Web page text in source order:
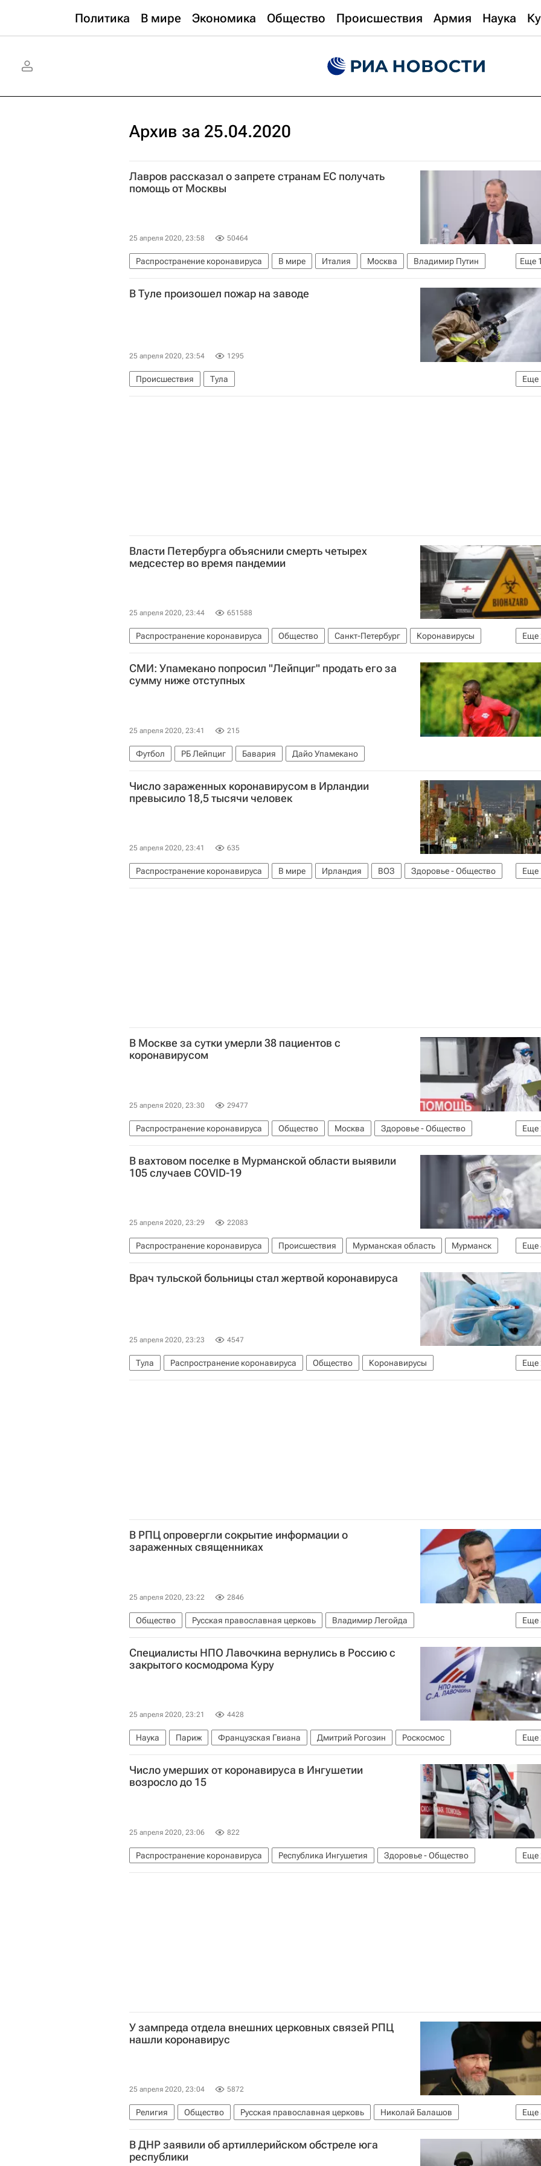
Политика В мире Экономика Общество Происшествия Армия Наука
Архив за 25.04.2020
Лавров рассказал о запрете странам ЕС получать
помощь от Москвы
25 апреля 2020, 23:58 50464
Еще
Распространение коронавируса В мире Италия Москва
Владимир Путин
НАТО
Министерство обороны РФ (Минобороны РФ)
Министерство иностранных дел Российской Федерации (МИД РФ)
Сергей Лавров
В Туле произошел пожар на заводе
25 апреля 2020, 23:54 1295
Еще
Происшествия
Тула
МЧС России (Министерство РФ по делам гражданской обороны, чрезвычайным ситуациям и ликвидации последствий стихийных бедствий)
Власти Петербурга объяснили смерть четырех
медсестер во время пандемии
25 апреля 2020, 23:44 651588
Еще
Распространение коронавируса Общество Санкт-Петербург
Коронавирусы
Коронавирус COVID-19
Коронавирус в России
СМИ: Упамекано попросил "Лейпциг" продать его за
сумму ниже отступных
25 апреля 2020, 23:41 215
Футбол РБ Лейпциг Бавария Дайо Упамекано
Число зараженных коронавирусом в Ирландии
превысило 18,5 тысячи человек
25 апреля 2020, 23:41 635
Еще
Распространение коронавируса В мире Ирландия ВОЗ
Здоровье - Общество
Коронавирус COVID-19
В Москве за сутки умерли 38 пациентов с
коронавирусом
25 апреля 2020, 23:30 29477
Еще
Распространение коронавируса Общество Москва
Здоровье - Общество
Коронавирус COVID-19
Коронавирус в России
В вахтовом поселке в Мурманской области выявили
105 случаев COVID-19
25 апреля 2020, 23:29 22083
Еще
Распространение коронавируса Происшествия Мурманская область
Мурманск
Коронавирусы
Федеральная служба войск национальной гвардии РФ (Росгвардия)
Коронавирус COVID-19
Коронавирус в России
Врач тульской больницы стал жертвой коронавируса
25 апреля 2020, 23:23 4547
Еще
Тула Распространение коронавируса Общество
Коронавирусы
Коронавирус COVID-19
Коронавирус в России
В РПЦ опровергли сокрытие информации о
зараженных священниках
25 апреля 2020, 23:22 2846
Еще
Общество Русская православная церковь
Владимир Легойда
Коронавирус COVID-19
Коронавирус в России Религия Религия Telegram
Специалисты НПО Лавочкина вернулись в Россию с
закрытого космодрома Куру
25 апреля 2020, 23:21 4428
Еще
Наука Париж Французская Гвиана Дмитрий Рогозин
Роскосмос
Космос - РИА Наука
Андрей Охлопков
Число умерших от коронавируса в Ингушетии
возросло до 15
25 апреля 2020, 23:06 822
Еще
Распространение коронавируса Республика Ингушетия
Здоровье - Общество
Коронавирус COVID-19
Коронавирус в России
У зампреда отдела внешних церковных связей РПЦ
нашли коронавирус
25 апреля 2020, 23:04 5872
Еще
Религия Общество Русская православная церковь
Николай Балашов
Отдел внешних церковных связей Московского Патриархата
Коронавирусы
Коронавирус COVID-19
Коронавирус в России Религия
В ДНР заявили об артиллерийском обстреле юга
республики